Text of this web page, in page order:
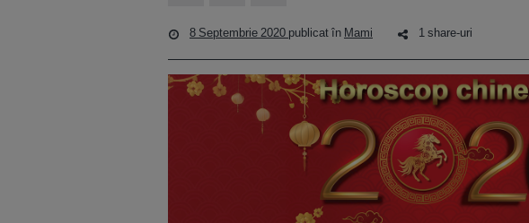
8 Septembrie 2020 publicat în Mami 1 share-uri